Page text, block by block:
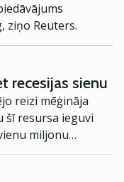
ziņo Reuters.
recesijas sienu
reizi mēģināja
šī resursa ieguvi
miljonu